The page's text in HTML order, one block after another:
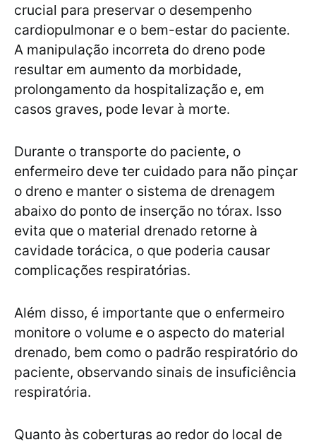
crucial para preservar o desempenho
cardiopulmonar e o bem-estar do paciente.
A manipulação incorreta do dreno pode
resultar em aumento da morbidade,
prolongamento da hospitalização e, em
casos graves, pode levar à morte.
Durante o transporte do paciente, o
enfermeiro deve ter cuidado para não pinçar
o dreno e manter o sistema de drenagem
abaixo do ponto de inserção no tórax. Isso
evita que o material drenado retorne à
cavidade torácica, o que poderia causar
complicações respiratórias.
Além disso, é importante que o enfermeiro
monitore o volume e o aspecto do material
drenado, bem como o padrão respiratório do
paciente, observando sinais de insuficiência
respiratória.
Quanto às coberturas ao redor do local de